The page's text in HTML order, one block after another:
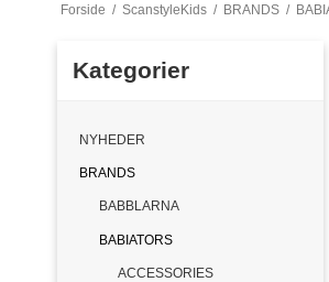
Forside / ScanstyleKids / BRANDS /
Kategorier
NYHEDER
BRANDS
BABBLARNA
BABIATORS
ACCESSORIES